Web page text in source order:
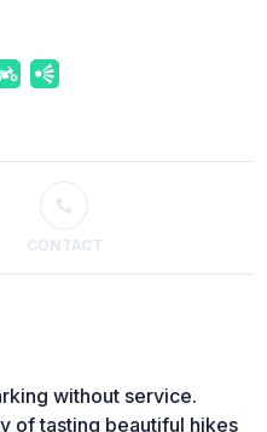
CONTACT
without service.
of tasting beautiful hikes